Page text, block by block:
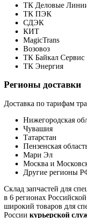
ТК Деловые
ТК ПЭК
СДЭК
КИТ
MagicTrans
Возовоз
ТК Байкал Сервис
ТК Энергия
Регионы доставки
Доставка по тарифам
Нижегородская
Чувашия
Татарстан
Пензенская
Мари Эл
Москва и
Другие регионы
Склад запчастей для
в 6 регионах
широкий товаров для
России курьерской